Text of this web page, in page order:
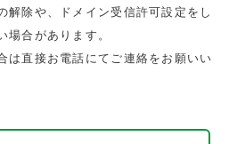
解除や、ドメイン受信許可設定をし
場合があります。
は直接お電話にてご連絡をお願いい